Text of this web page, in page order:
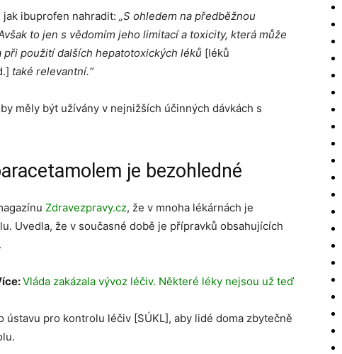
ibuprofen nahradit: „S ohledem na předběžnou
to jen s vědomím jeho limitací a toxicity, která může
použití dalších hepatotoxických léků [léků
také relevantní.“
měly být užívány v nejnižších účinných dávkách s
je bezohledné
Zdravezpravy.cz, že v mnoha lékárnách je
Uvedla, že v současné době je přípravků obsahujících
Vláda zakázala vývoz léčiv. Některé léky nejsou už teď
pro kontrolu léčiv [SÚKL], aby lidé doma zbytečně